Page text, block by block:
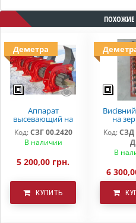
Деметра
Аппарат
высевающий на
СЗ 3,6 СЗ 5,4 СЗП
СЗТ
Код:СЗГ 00.2420
В наличии
5 200,00 грн.
КУПИТЬ
на
сівалку
3,6
Код:СЗД
Д
В
6